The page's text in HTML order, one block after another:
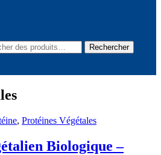
Rechercher
, Protéines Végétales
Biologique –